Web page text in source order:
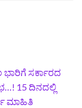
ಭಾರಿಗೆ ಸರ್ಕಾರದ
15 ದಿನದಲ್ಲಿ
ಮಾಹಿತಿ